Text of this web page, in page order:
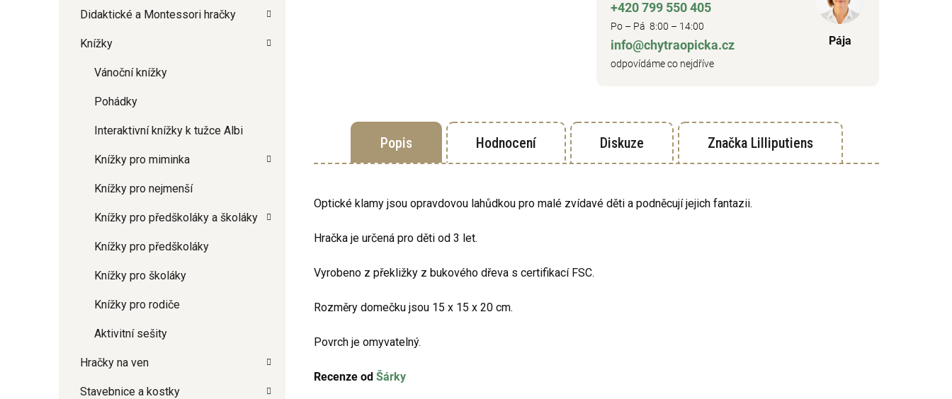
Didaktické a Montessori hračky
Knížky
Vánoční knížky
Pohádky
Interaktivní knížky k tužce Albi
Knížky pro miminka
Knížky pro nejmenší
Knížky pro předškoláky a školáky
Knížky pro předškoláky
Knížky pro školáky
Knížky pro rodiče
Aktivitní sešity
Hračky na ven
Stavebnice a kostky
+420 799 550 405
Po – Pá 8:00 – 14:00
info@chytraopicka.cz
odpovídáme co nejdříve
Pája
Popis Hodnocení Diskuze ZnačkaLilliputiens
Optické klamy jsou opravdovou lahůdkou pro malé zvídavé děti a podněcují jejich fantazii.
Hračka je určená pro děti od 3 let.
Vyrobeno z překližky z bukového dřeva s certifikací FSC.
Rozměry domečku jsou 15 x 15 x 20 cm.
Povrch je omyvatelný.
Recenze od Šárky